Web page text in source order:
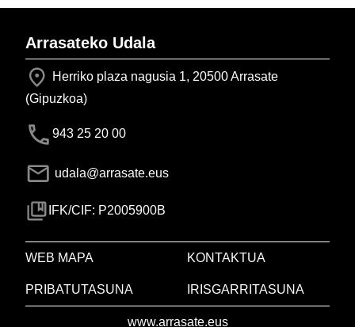
Arrasateko Udala
Herriko plaza nagusia 1, 20500 Arrasate
(Gipuzkoa)
943 25 20 00
udala@arrasate.eus
IFK/CIF: P2005900B
WEB MAPA KONTAKTUA
PRIBATUTASUNA IRISGARRITASUNA
www.arrasate.eus